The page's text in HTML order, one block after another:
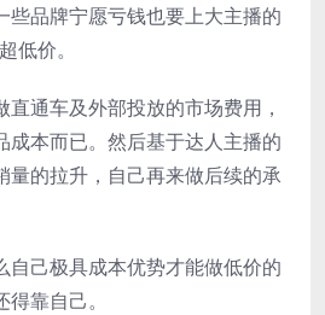
些品牌宁愿亏钱也要上大主播的
低价。
通车及外部投放的市场费用，
成本而已。然后基于达人主播的
量的拉升，自己再来做后续的承
自己极具成本优势才能做低价的
靠自己。